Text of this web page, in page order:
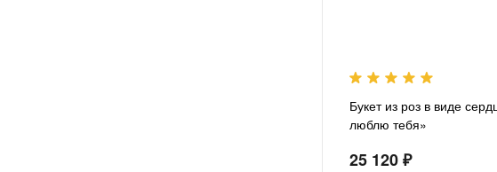
Букет из роз в виде
люблю тебя»
25 120 ₽